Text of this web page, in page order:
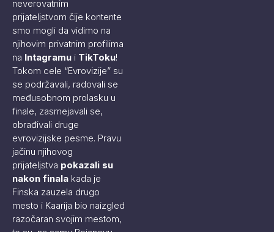
neverovatnim
prijateljstvom čije kontente
smo mogli da vidimo na
njihovim privatnim profilima
na Intagramu i TikToku!
Tokom cele “Evrovizije” su
se podržavali, radovali se
međusobnom prolasku u
finale, zasmejavali se,
obrađivali druge
evrovizijske pesme. Pravu
jačinu njihovog
prijateljstva pokazali su
nakon finala kada je
Finska zauzela drugo
mesto i Kaarija bio naizgled
razočaran svojim mestom,